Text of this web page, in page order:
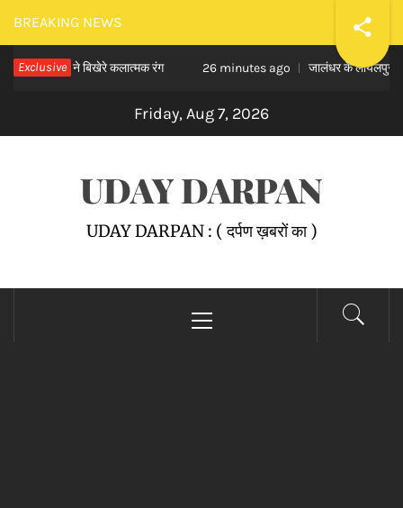
Skip
to
content
BREAKING NEWS
Exclusive
ने बिखेरे कलात्मक रंग 26 minutes ago जालंधर के लायलपुर खालसा
Friday, Aug 7, 2026
UDAY DARPAN
UDAY DARPAN : ( दर्पण ख़बरों का )
Menu